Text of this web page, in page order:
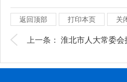
返回顶部 打印本页 关
上一条： 淮北市人大常委